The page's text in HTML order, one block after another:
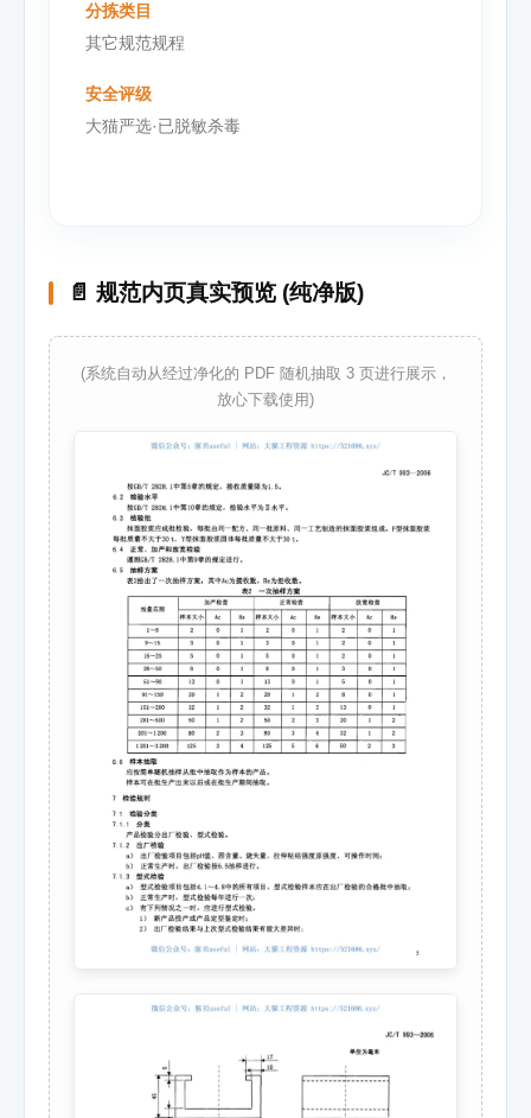
分拣类目
其它规范规程
安全评级
大猫严选·已脱敏杀毒
📄 规范内页真实预览 (纯净版)
(系统自动从经过净化的 PDF 随机抽取 3 页进行展示，
放心下载使用)